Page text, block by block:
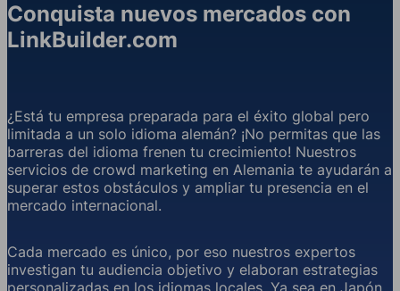
Conquista nuevos mercados con
LinkBuilder.com
¿Está tu empresa preparada para el éxito global pero
limitada a un solo idioma alemán? ¡No permitas que las
barreras del idioma frenen tu crecimiento! Nuestros
servicios de crowd marketing en Alemania te ayudarán a
superar estos obstáculos y ampliar tu presencia en el
mercado internacional.
Cada mercado es único, por eso nuestros expertos
investigan tu audiencia objetivo y elaboran estrategias